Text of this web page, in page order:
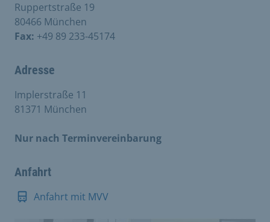
Ruppertstraße 19
80466 München
Fax: +49 89 233-45174
Adresse
Implerstraße 11
81371 München
Nur nach Terminvereinbarung
Anfahrt
Anfahrt mit MVV